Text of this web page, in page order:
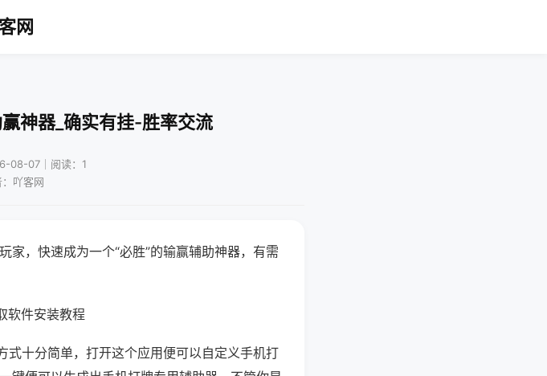
网
神器_确实有挂-胜率交流
08-07｜阅读：1
吖客网
家，快速成为一个“必胜”的输赢辅助神器，有需
软件安装教程
式十分简单，打开这个应用便可以自定义手机打